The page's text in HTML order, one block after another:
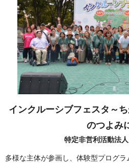
インクルーシブフェスタ～
のつよみ
特定非営利活動法
多様な主体が参画し、体験型プログ